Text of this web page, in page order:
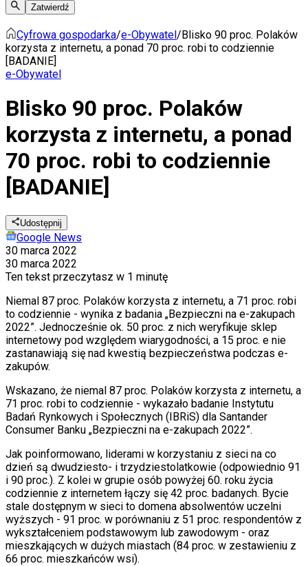
Zatwierdź
Cyfrowa gospodarka/e-Obywatel/Blisko 90 proc. Polaków
korzysta z internetu, a ponad 70 proc. robi to codziennie
[BADANIE]
e-Obywatel
Blisko 90 proc. Polaków
korzysta z internetu, a ponad
70 proc. robi to codziennie
[BADANIE]
Udostępnij
Google News
30 marca 2022
30 marca 2022
Ten tekst przeczytasz w 1 minutę
Niemal 87 proc. Polaków korzysta z internetu, a 71 proc. robi
to codziennie - wynika z badania „Bezpieczni na e-zakupach
2022”. Jednocześnie ok. 50 proc. z nich weryfikuje sklep
internetowy pod względem wiarygodności, a 15 proc. e nie
zastanawiają się nad kwestią bezpieczeństwa podczas e-
zakupów.
Wskazano, że niemal 87 proc. Polaków korzysta z internetu, a
71 proc. robi to codziennie - wykazało badanie Instytutu
Badań Rynkowych i Społecznych (IBRiS) dla Santander
Consumer Banku „Bezpieczni na e-zakupach 2022”.
Jak poinformowano, liderami w korzystaniu z sieci na co
dzień są dwudziesto- i trzydziestolatkowie (odpowiednio 91
i 90 proc.). Z kolei w grupie osób powyżej 60. roku życia
codziennie z internetem łączy się 42 proc. badanych. Bycie
stale dostępnym w sieci to domena absolwentów uczelni
wyższych - 91 proc. w porównaniu z 51 proc. respondentów z
wykształceniem podstawowym lub zawodowym - oraz
mieszkających w dużych miastach (84 proc. w zestawieniu z
66 proc. mieszkańców wsi).